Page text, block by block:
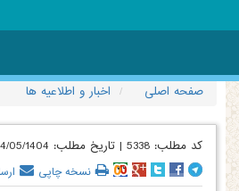
صفحه اصلی
اخبار و اطلاعیه ها
کد مطلب: 5338
| تاریخ مطلب: 05/1404
نسخه چاپی